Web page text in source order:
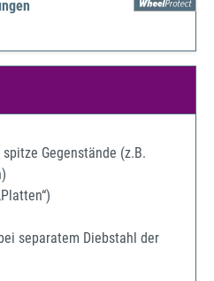
Gegenstände (z.B.
separatem Diebstahl der